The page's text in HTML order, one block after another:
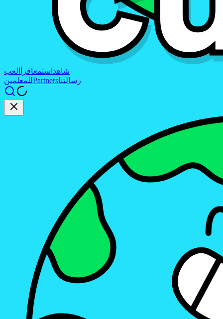
شاهد استمعاقرأ
العب
للمعلمينPartnersرسالتنا